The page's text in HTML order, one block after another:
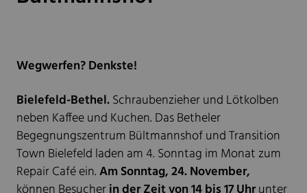
Wegwerfen? Denkste!
Bielefeld-Bethel.Schraubenzieher und Lötkolben
neben Kaffee und Kuchen. Das Betheler
Begegnungszentrum Bültmannshof und Transition
Town Bielefeld laden am 4. Sonntag im Monat zum
Repair Café ein.Am Sonntag, 24. November,